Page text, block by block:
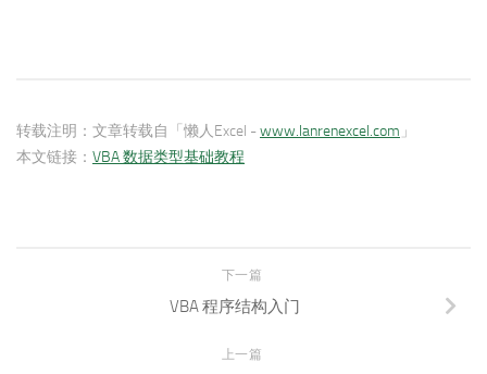
转载注明： 文章转载自「懒人Excel -www.lanrenexcel.com 」
本文链接： VBA 数据类型基础教程
下一篇
VBA 程序结构入门
上一篇